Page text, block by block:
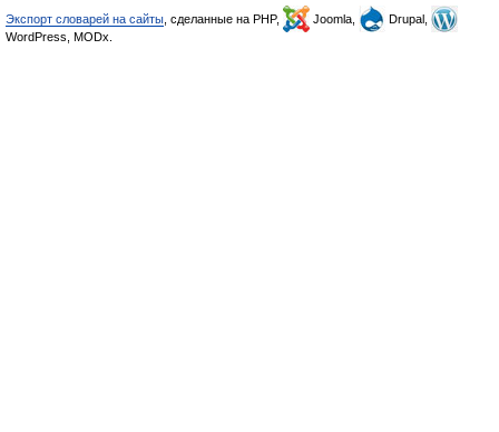
Экспорт словарей на сайты , сделанные на PHP, Joomla,
Drupal,
WordPress, MODx.